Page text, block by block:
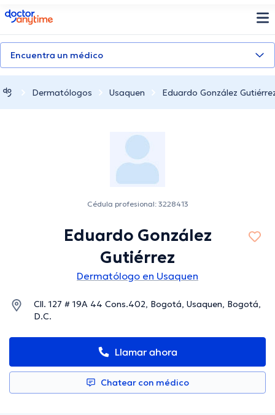
doctoranytime
Encuentra un médico
Dermatólogos Usaquen Eduardo González
Cédula profesional: 3228413
Eduardo González
Gutiérrez
Dermatólogo en Usaquen
Cll. 127 # 19A 44 Cons.402, Bogotá, Usaquen, Bogotá,
D.C.
Llamar ahora
Chatear con médico